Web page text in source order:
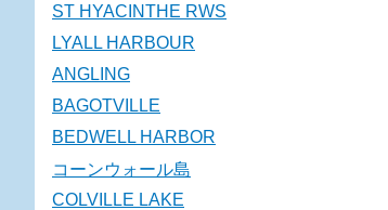
ST HYACINTHE RWS
LYALL HARBOUR
ANGLING
BAGOTVILLE
BEDWELL HARBOR
コーンウォール島
COLVILLE LAKE